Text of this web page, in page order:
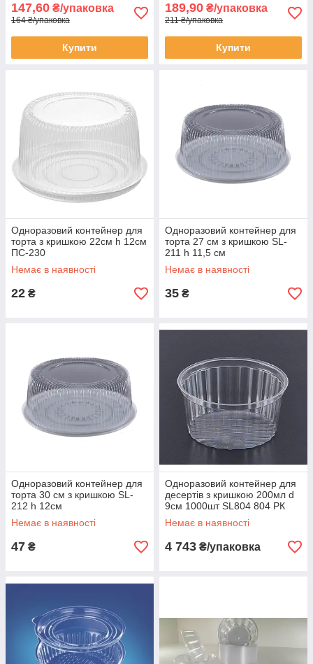
147,60 ₴/упаковка
164 ₴/упаковка
Купити
189,90 ₴/упаковка
211 ₴/упаковка
Купити
Одноразовий контейнер для
торта з кришкою 22см h 12см
ПС-230
Немає в наявності
22 ₴
Одноразовий контейнер для
торта 27 см з кришкою SL-
211 h 11,5 см
Немає в наявності
35 ₴
Одноразовий контейнер для
торта 30 см з кришкою SL-
212 h 12см
Немає в наявності
47 ₴
Одноразовий контейнер для
десертів з кришкою 200мл d
9см 1000шт SL804 804 РК
Немає в наявності
4 743 ₴/упаковка